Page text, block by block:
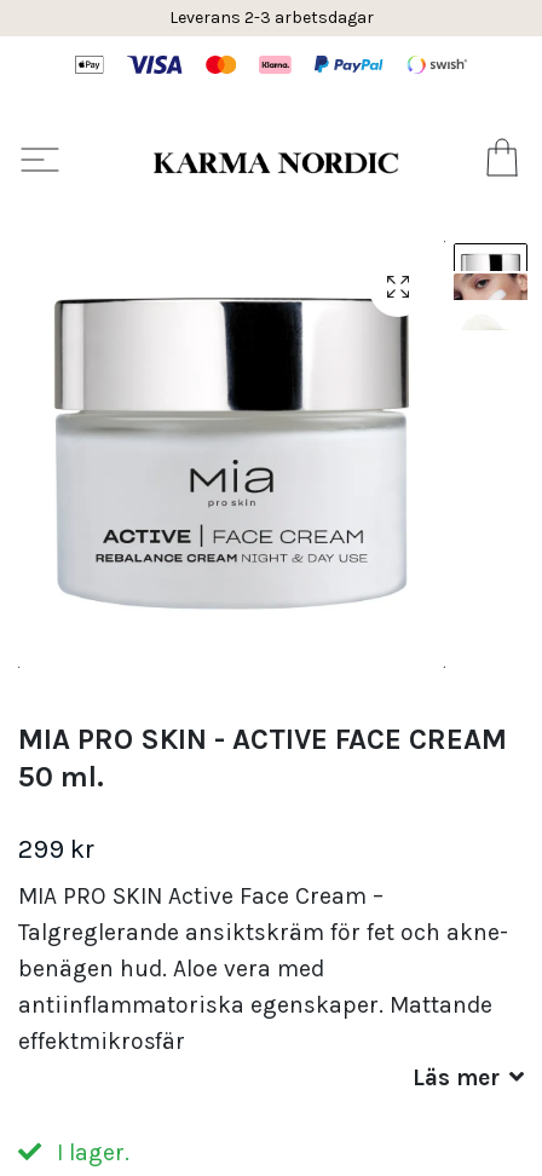
Leverans 2-3 arbetsdagar
MIA PRO SKIN - ACTIVE FACE CREAM
50 ml.
299 kr
MIA PRO SKIN Active Face Cream –
Talgreglerande ansiktskräm för fet och akne-
benägen hud. Aloe vera med
antiinflammatoriska egenskaper. Mattande
effektmikrosfär
Läs mer
I lager.